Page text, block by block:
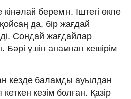
беремін. Іштегі өкпе
да, бір жағдай
Сондай жағдайлар
үшін анамнан кешірім
кезде баламды ауылдан
кезім болған. Қазір